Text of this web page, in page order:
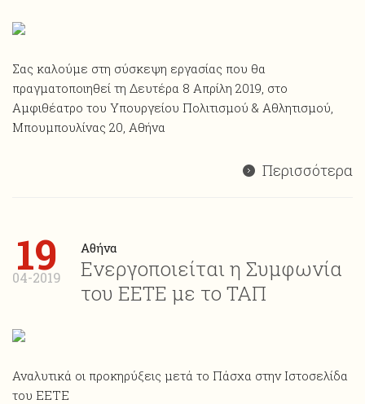
Σας καλούμε στη σύσκεψη εργασίας που θα
πραγματοποιηθεί τη Δευτέρα 8 Απρίλη 2019, στο
Αμφιθέατρο του Υπουργείου Πολιτισμού & Αθλητισμού,
Μπουμπουλίνας 20, Αθήνα
Περισσότερα
19
04-2019
Αθήνα
Ενεργοποιείται η Συμφωνία
του ΕΕΤΕ με το ΤΑΠ
Αναλυτικά οι προκηρύξεις μετά το Πάσχα στην Ιστοσελίδα
του ΕΕΤΕ